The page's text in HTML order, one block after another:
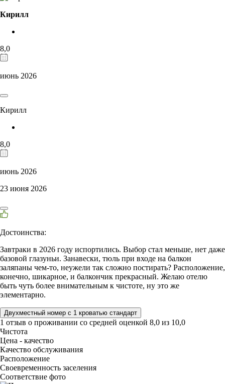
Кирилл
8,0
июнь 2026
Кирилл
8,0
июнь 2026
23 июня 2026
Достоинства:
Завтраки в 2026 году испортились. Выбор стал меньше, нет даже
базовой глазуньи. Занавески, тюль при входе на балкон
заляпаны чем-то, неужели так сложно постирать? Расположение,
конечно, шикарное, и балкончик прекрасный. Желаю отелю
быть чуть более внимательным к чистоте, ну это же
элементарно.
Двухместный номер с 1 кроватью стандарт
1 отзыв о проживании со средней оценкой 8,0 из 10,0
Чистота
Цена - качество
Качество обслуживания
Расположение
Своевременность заселения
Соответствие фото